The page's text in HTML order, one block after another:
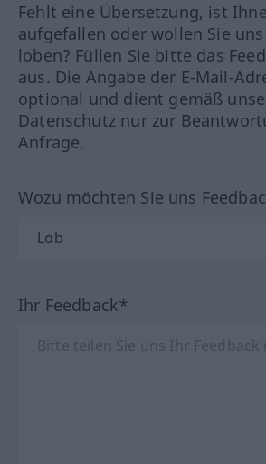
Fehlt eine Übersetzung, ist
aufgefallen oder wollen Sie
loben? Füllen Sie bitte das
aus. Die Angabe der E-Mail-
optional und dient gemäß
Datenschutz nur zur
Anfrage.
Wozu möchten Sie uns
Ihr Feedback*